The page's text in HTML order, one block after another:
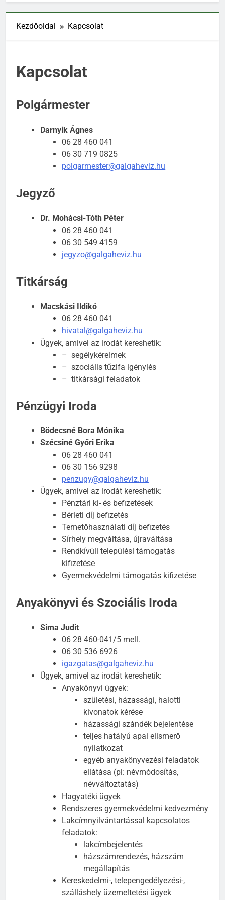
Kezdőoldal Kapcsolat
Kapcsolat
Polgármester
Darnyik Ágnes
06 28 460 041
06 30 719 0825
polgarmester@galgaheviz.hu
Jegyző
Dr. Mohácsi-Tóth Péter
06 28 460 041
06 30 549 4159
jegyzo@galgaheviz.hu
Titkárság
Macskási Ildikó
06 28 460 041
hivatal@galgaheviz.hu
Ügyek, amivel az irodát kereshetik:
– segélykérelmek
– szociális tűzifa igénylés
– titkársági feladatok
Pénzügyi Iroda
Bödecsné Bora Mónika
Szécsiné Győri Erika
06 28 460 041
06 30 156 9298
penzugy@galgaheviz.hu
Ügyek, amivel az irodát kereshetik:
Pénztári ki- és befizetések
Bérleti díj befizetés
Temetőhasználati díj befizetés
Sírhely megváltása, újraváltása
Rendkívüli települési támogatás
kifizetése
Gyermekvédelmi támogatás kifizetése
Anyakönyvi és Szociális Iroda
Sima Judit
06 28 460-041/5 mell.
06 30 536 6926
igazgatas@galgaheviz.hu
Ügyek, amivel az irodát kereshetik:
Anyakönyvi ügyek:
születési, házassági, halotti
kivonatok kérése
házassági szándék bejelentése
teljes hatályú apai elismerő
nyilatkozat
egyéb anyakönyvezési feladatok
ellátása (pl: névmódosítás,
névváltoztatás)
Hagyatéki ügyek
Rendszeres gyermekvédelmi kedvezmény
Lakcímnyilvántartással kapcsolatos
feladatok:
lakcímbejelentés
házszámrendezés, házszám
megállapítás
Kereskedelmi-, telepengedélyezési-,
szálláshely üzemeltetési ügyek